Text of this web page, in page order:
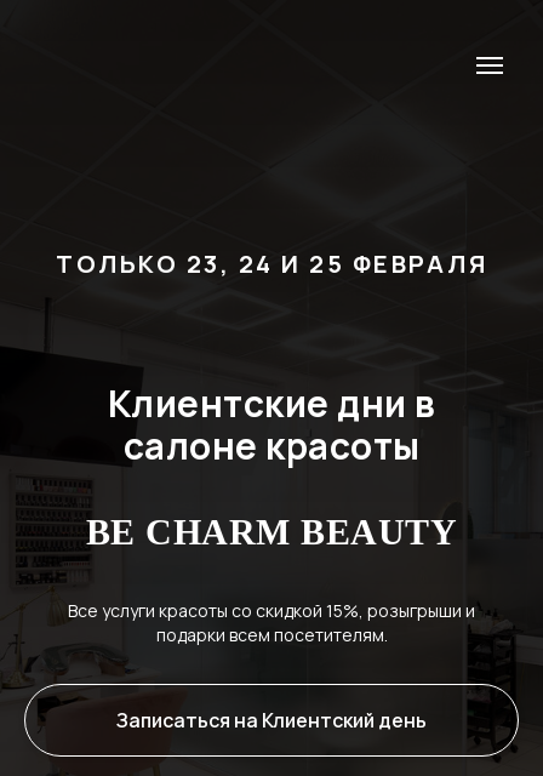
ТОЛЬКО 23, 24 И 25 ФЕВРАЛЯ
Клиентские дни в
салоне красоты
BE CHARM BEAUTY
Все услуги красоты со скидкой 15%, розыгрыши и
подарки всем посетителям.
Записаться на Клиентский день